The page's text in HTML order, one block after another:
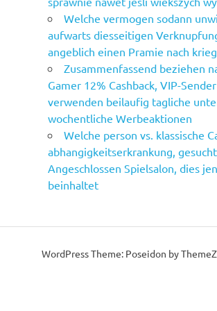
Welche vermogen sodann
aufwarts diesseitigen
angeblich einen Pramie nach
Zusammenfassend beziehen
Gamer 12% Cashback, VIP-
verwenden beilaufig tagliche
wochentliche Werbeaktionen
Welche person vs. klassische
abhangigkeitserkrankung,
Angeschlossen Spielsalon, dies
beinhaltet
WordPress Theme: Poseidon by